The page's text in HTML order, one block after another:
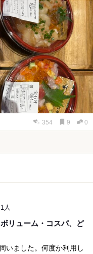
354 9 0
人
リューム・コスパ、ど
いました。何度か利用し